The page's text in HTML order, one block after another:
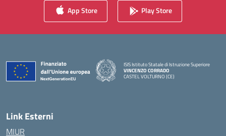
App Store Play Store
ISIS Istituto Statale di Istruzione Superiore
VINCENZO CORRADO
CASTEL VOLTURNO (CE)
Link Esterni
MIUR